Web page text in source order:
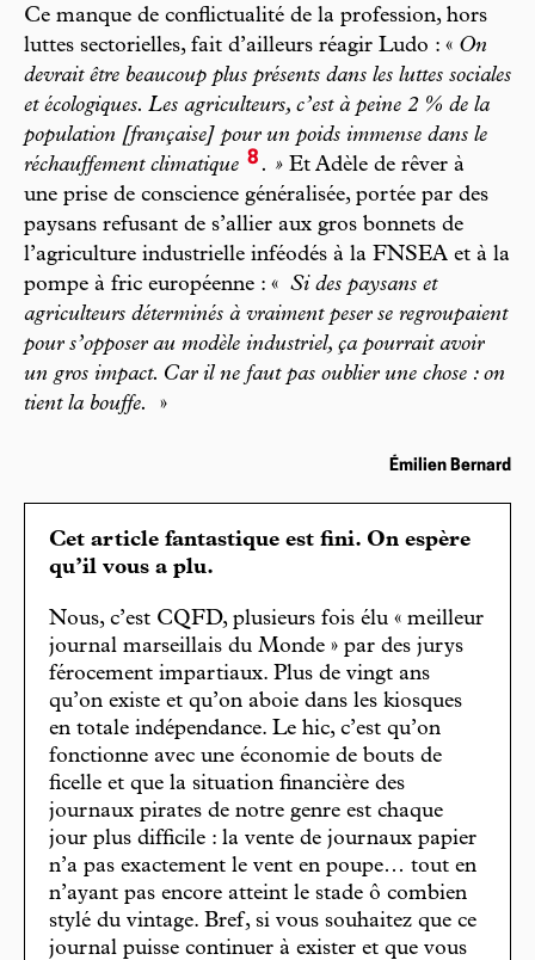
Ce manque de conflictualité de la profession, hors
luttes sectorielles, fait d’ailleurs réagir Ludo : « On
devrait être beaucoup plus présents dans les luttes sociales
et écologiques. Les agriculteurs, c’est à peine 2 % de la
population [française] pour un poids immense dans le
réchauffement climatique 8 . » Et Adèle de rêver à
une prise de conscience généralisée, portée par des
paysans refusant de s’allier aux gros bonnets de
l’agriculture industrielle inféodés à la FNSEA et à la
pompe à fric européenne : « Si des paysans et
agriculteurs déterminés à vraiment peser se regroupaient
pour s’opposer au modèle industriel, ça pourrait avoir
un gros impact. Car il ne faut pas oublier une chose : on
tient la bouffe.
»
Émilien Bernard
Cet article fantastique est fini. On espère
qu’il vous a plu.
Nous, c’est CQFD, plusieurs fois élu « meilleur
journal marseillais du Monde » par des jurys
férocement impartiaux. Plus de vingt ans
qu’on existe et qu’on aboie dans les kiosques
en totale indépendance. Le hic, c’est qu’on
fonctionne avec une économie de bouts de
ficelle et que la situation financière des
journaux pirates de notre genre est chaque
jour plus difficile : la vente de journaux papier
n’a pas exactement le vent en poupe… tout en
n’ayant pas encore atteint le stade ô combien
stylé du vintage. Bref, si vous souhaitez que ce
journal puisse continuer à exister et que vous